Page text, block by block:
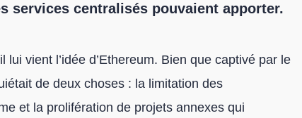
services centralisés pouvaient apporter.
lui vient l’idée d’Ethereum. Bien que captivé par le
de deux choses : la limitation des
et la prolifération de projets annexes qui